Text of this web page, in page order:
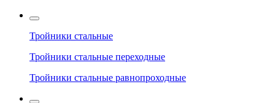
Тройники стальные
Тройники стальные переходные
Тройники стальные равнопроходные